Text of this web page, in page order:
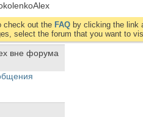
check out the FAQ by clicking the link
select the forum that you want to